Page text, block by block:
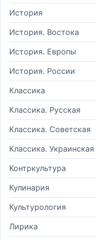
История
История. Востока
История. Европы
История. России
Классика
Классика. Русская
Классика. Советская
Классика. Украинская
Контркультура
Кулинария
Культурология
Лирика